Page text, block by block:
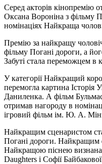
Серед акторів кінопремію
Оксана Вороніна з фільму
номінаціях Найкраща
Премію за найкращу
фільму Погані дороги, а
Забуті стала переможцем в
У категорії Найкращий
перемогла картина Історія
Даниленка. А фільм
отримав нагороду в
ігровий фільм ім. Ю. А.
Найкращим сценаристом
Погані дороги. Найкращим
Найкращою піснею
Daughters і Софії